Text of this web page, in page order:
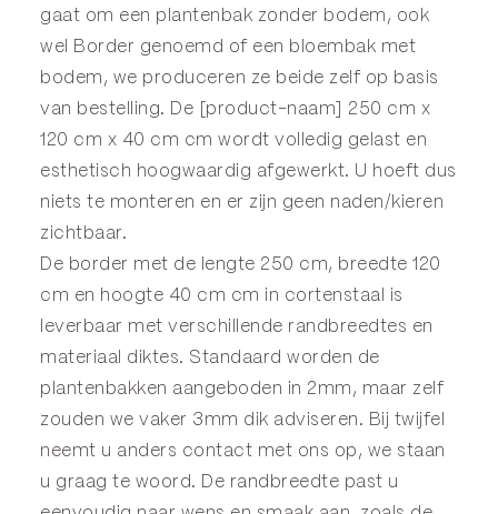
gaat om een plantenbak zonder bodem, ook
wel
Border genoemd of een bloembak met
bodem, we produceren ze beide zelf op basis
van bestelling. De [product-naam] 250 cm x
120 cm x 40 cm cm wordt volledig gelast en
esthetisch hoogwaardig afgewerkt. U hoeft dus
niets te monteren en er zijn geen naden/kieren
zichtbaar.
De border met de lengte 250 cm, breedte 120
cm en hoogte 40 cm cm in cortenstaal is
leverbaar met verschillende randbreedtes en
materiaal diktes. Standaard worden de
plantenbakken aangeboden in 2mm, maar zelf
zouden we vaker 3mm dik adviseren. Bij twijfel
neemt u anders contact met ons op, we staan
u graag te woord. De randbreedte past u